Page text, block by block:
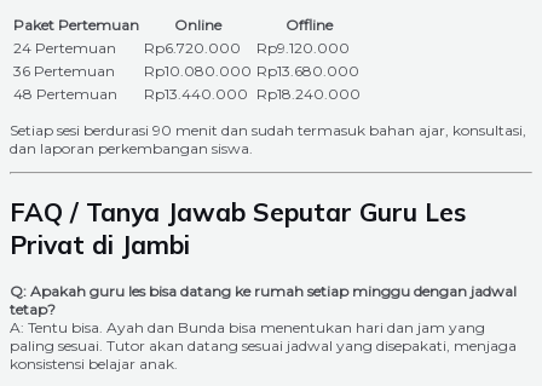
Paket Pertemuan
Online
Offline
24 Pertemuan
Rp6.720.000
Rp9.120.000
36 Pertemuan
Rp10.080.000 Rp13.680.000
48 Pertemuan
Rp13.440.000 Rp18.240.000
Setiap sesi berdurasi 90 menit dan sudah termasuk bahan ajar, konsultasi,
dan laporan perkembangan siswa.
FAQ / Tanya Jawab Seputar Guru Les
Privat di Jambi
Q: Apakah guru les bisa datang ke rumah setiap minggu dengan jadwal
tetap?
A: Tentu bisa. Ayah dan Bunda bisa menentukan hari dan jam yang
paling sesuai. Tutor akan datang sesuai jadwal yang disepakati, menjaga
konsistensi belajar anak.